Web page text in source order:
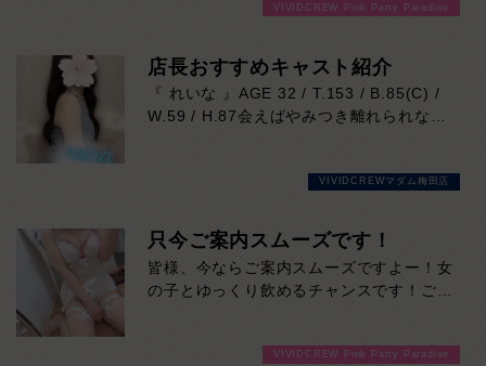
レイさんならではの魅力です。
すめ！
気になった方は、ぜひ一度レイさんに会い
めるチャンス！たっぷり楽しみたい方は
分！その日の予定に合わせてお選びくださ
い！ご来店お待ちしております！
VIVIDCREW Pink Party Paradise
店長おすすめキャスト紹介
『 れいな 』AGE 32 / T.153 / B.85(C) /
W.59 / H.87会えばやみつき離れられない
当店のコンセプトぴったりの美しさが溢れ
その笑顔は全ての男性を虜にすること間違
いなし♡
行列必至の女性になります！！！
お遊びはお早めに♡本日の出勤…12:00～
VIVIDCREWマダム梅田店
只今ご案内スムーズです！
皆様、今ならご案内スムーズですよー！女
の子とゆっくり飲めるチャンスです！ご来
VIVIDCREW Pink Party Paradise